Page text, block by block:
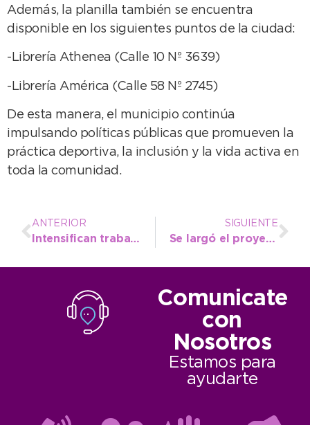
Además, la planilla también se encuentra
disponible en los siguientes puntos de la ciudad:
-Librería Athenea (Calle 10 Nº 3639)
-Librería América (Calle 58 Nº 2745)
De esta manera, el municipio continúa
impulsando políticas públicas que promueven la
práctica deportiva, la inclusión y la vida activa en
toda la comunidad.
ANTERIOR
Intensifican trabajos viales y mantenimiento urbano en Juan N. Fernández
SIGUIENTE
Se largó el proyecto “Construcción de horno de barro” y se viene una nueva Estación Alterna
Comunicate
con
Nosotros
Estamos para
ayudarte